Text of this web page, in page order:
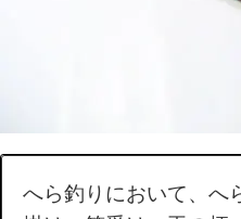
へら釣りにおいて、へ